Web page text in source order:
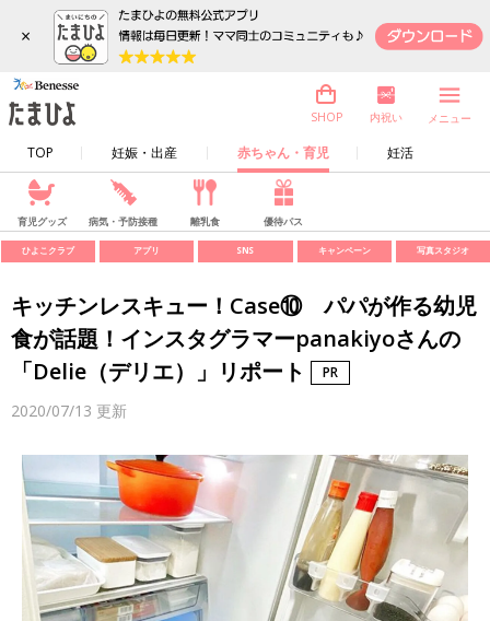
×
TOP 妊娠・出産 赤ちゃん・育児 妊活
SHOP 内祝い メニュー
育児グッズ 病気・予防接種 離乳食 優待パス
ひよこクラブ アプリ SNS キャンペーン 写真スタジオ
キッチンレスキュー！Case⑩ パパが作る幼児
食が話題！インスタグラマーpanakiyoさんの
「Delie（デリエ）」リポート
2020/07/13 更新